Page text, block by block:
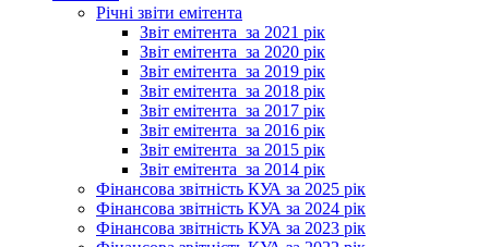
Річні звіти емітента
Звіт емітента_за 2021 рік
Звіт емітента_за 2020 рік
Звіт емітента_за 2019 рік
Звіт емітента_за 2018 рік
Звіт емітента_за 2017 рік
Звіт емітента_за 2016 рік
Звіт емітента_за 2015 рік
Звіт емітента_за 2014 рік
Фінансова звітність КУА за 2025 рік
Фінансова звітність КУА за 2024 рік
Фінансова звітність КУА за 2023 рік